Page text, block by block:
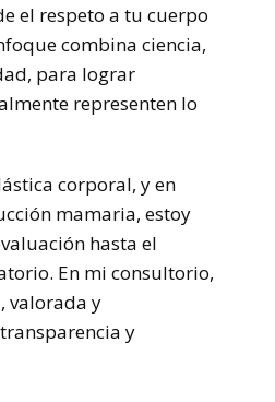
el respeto a tu cuerpo
combina ciencia,
para lograr
representen lo
corporal, y en
mamaria, estoy
hasta el
En mi consultorio,
valorada y
y